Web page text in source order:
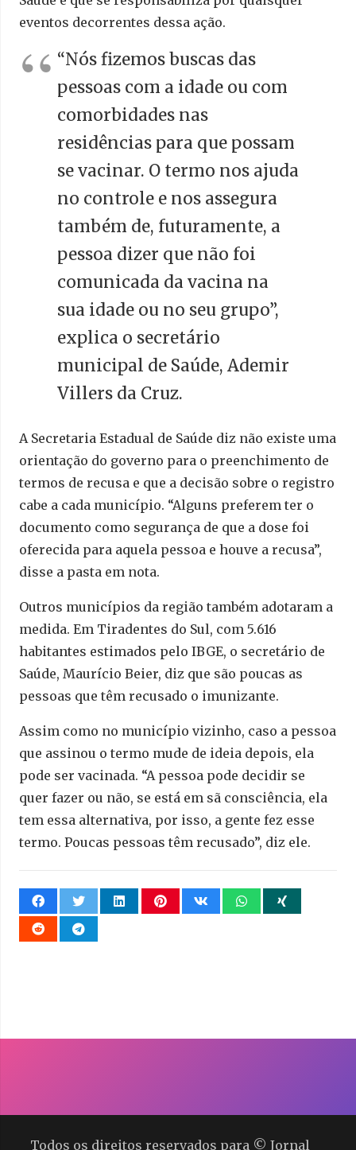
eventos decorrentes dessa ação.
“Nós fizemos buscas das
pessoas com a idade ou com
comorbidades nas
residências para que possam
se vacinar. O termo nos ajuda
no controle e nos assegura
também de, futuramente, a
pessoa dizer que não foi
comunicada da vacina na
sua idade ou no seu grupo”,
explica o secretário
municipal de Saúde, Ademir
Villers da Cruz.
A Secretaria Estadual de Saúde diz não existe uma
orientação do governo para o preenchimento de
termos de recusa e que a decisão sobre o registro
cabe a cada município. “Alguns preferem ter o
documento como segurança de que a dose foi
oferecida para aquela pessoa e houve a recusa”,
disse a pasta em nota.
Outros municípios da região também adotaram a
medida. Em Tiradentes do Sul, com 5.616
habitantes estimados pelo IBGE, o secretário de
Saúde, Maurício Beier, diz que são poucas as
pessoas que têm recusado o imunizante.
Assim como no município vizinho, caso a pessoa
que assinou o termo mude de ideia depois, ela
pode ser vacinada. “A pessoa pode decidir se
quer fazer ou não, se está em sã consciência, ela
tem essa alternativa, por isso, a gente fez esse
termo. Poucas pessoas têm recusado”, diz ele.
Todos os direitos reservados para © Jornal